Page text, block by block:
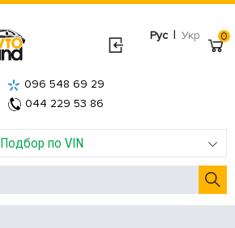
Рус | Укр
Подбор по VIN
096 548 69 29
044 229 53 86
0